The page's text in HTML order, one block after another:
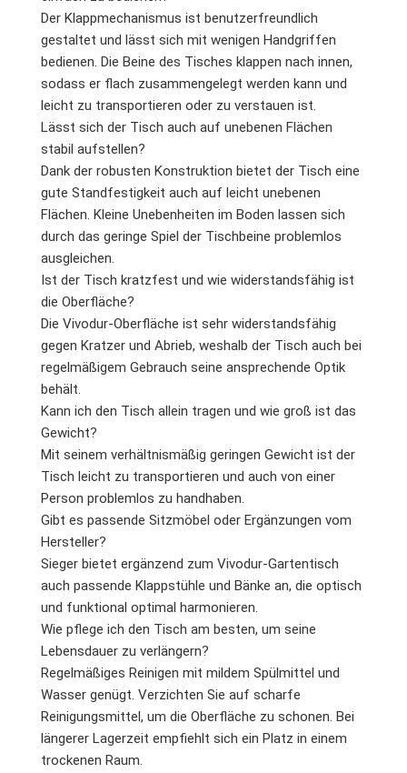
Der Klappmechanismus ist benutzerfreundlich
gestaltet und lässt sich mit wenigen Handgriffen
bedienen. Die Beine des Tisches klappen nach innen,
sodass er flach zusammengelegt werden kann und
leicht zu transportieren oder zu verstauen ist.
Lässt sich der Tisch auch auf unebenen Flächen
stabil aufstellen?
Dank der robusten Konstruktion bietet der Tisch eine
gute Standfestigkeit auch auf leicht unebenen
Flächen. Kleine Unebenheiten im Boden lassen sich
durch das geringe Spiel der Tischbeine problemlos
ausgleichen.
Ist der Tisch kratzfest und wie widerstandsfähig ist
die Oberfläche?
Die Vivodur-Oberfläche ist sehr widerstandsfähig
gegen Kratzer und Abrieb, weshalb der Tisch auch bei
regelmäßigem Gebrauch seine ansprechende Optik
behält.
Kann ich den Tisch allein tragen und wie groß ist das
Gewicht?
Mit seinem verhältnismäßig geringen Gewicht ist der
Tisch leicht zu transportieren und auch von einer
Person problemlos zu handhaben.
Gibt es passende Sitzmöbel oder Ergänzungen vom
Hersteller?
Sieger bietet ergänzend zum Vivodur-Gartentisch
auch passende Klappstühle und Bänke an, die optisch
und funktional optimal harmonieren.
Wie pflege ich den Tisch am besten, um seine
Lebensdauer zu verlängern?
Regelmäßiges Reinigen mit mildem Spülmittel und
Wasser genügt. Verzichten Sie auf scharfe
Reinigungsmittel, um die Oberfläche zu schonen. Bei
längerer Lagerzeit empfiehlt sich ein Platz in einem
trockenen Raum.